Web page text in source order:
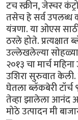
टच स्क्रीन, जेस्चर
तसेच हे सर्व उपलब्ध
यंत्रणा. या ओएस
ठरले होते.
उल्लेखलेल्या
२०१३ चा मार्च
उशिरा सुरुवात केली.
घेतला ब्लॅकबेरी टॉर्च
तेव्हा झालेला आनंद
मोठे उत्पादन मी